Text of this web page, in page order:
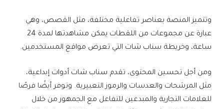
وتتميز المنصة بعناصر تفاعلية مختلفة، مثل القصص، وهي
عبارة عن مجموعات من اللقطات يمكن مشاهدتها لمدة 24
ساعة، وخريطة سناب شات التي تعرض مواقع المستخدمين.
ومن أجل تحسين المحتوى، تقدم سناب شات أدوات إبداعية،
مثل المرشحات والعدسات والرموز التعبيرية. وتوفر أيضًا فرصًا
للعلامات التجارية والمبدعين للتفاعل مع الجمهور من خلال